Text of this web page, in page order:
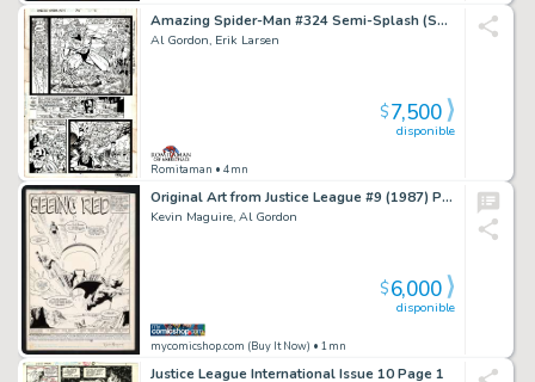
Amazing Spider-Man #324 Semi-Splash (Sabretooth, Captain America & Silver Sable! 3 Large Spidey Images Drawn on Back!) 1989
Al Gordon, Erik Larsen
Romitaman • 4mn
disponible
$7,500
Original Art from Justice League #9 (1987) Page 1 Pencils by Kevin Maguire, Inks by Al Gordon
Kevin Maguire, Al Gordon
mycomicshop.com (Buy It Now) • 1mn
disponible
$6,000
Justice League International Issue 10 Page 1